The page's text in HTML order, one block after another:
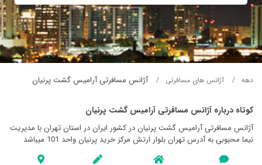
دهه آژانس های مسافرتی آژانس مسافرتی آراميس گشت پرنيان
کوتاه درباره آژانس مسافرتی آراميس گشت پرنيان
آژانس مسافرتی آراميس گشت پرنيان در کشور ایران در استان تهران با مدیریت
نیما محبوبی به آدرس تهران بلوار ارتش مرکز خرید پرنیان واحد 101 میباشد